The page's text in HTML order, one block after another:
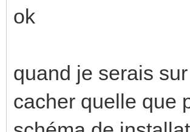
ok
quand je serais
cacher quelle que